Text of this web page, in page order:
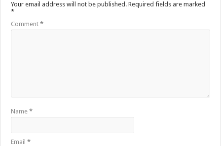
Your email address will not be published. Required fields are marked
*
Comment*
Name*
Email*